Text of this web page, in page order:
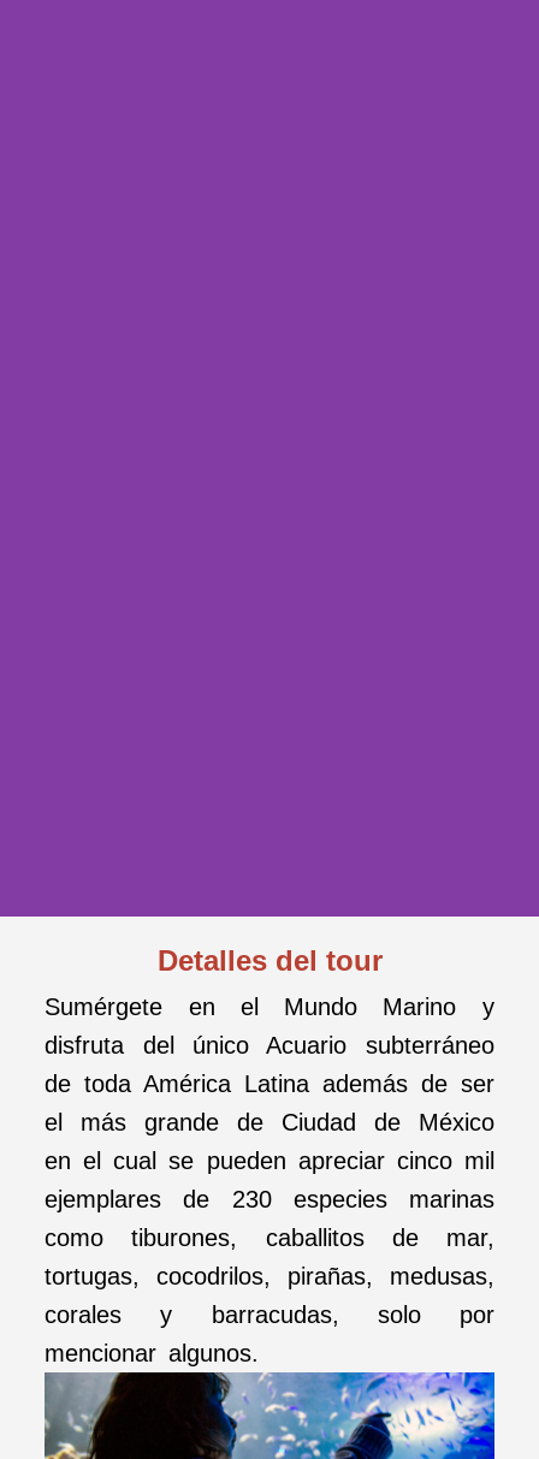
ACUARIO
INBURSA
EN CIUDAD DE
MÉXICO
Detalles del tour
Sumérgete en el Mundo Marino y
disfruta del único Acuario subterráneo
de toda América Latina además de ser
el más grande de Ciudad de México
en el cual se pueden apreciar cinco mil
ejemplares de 230 especies marinas
como tiburones, caballitos de mar,
tortugas, cocodrilos, pirañas, medusas,
corales y barracudas, solo por
mencionar algunos.